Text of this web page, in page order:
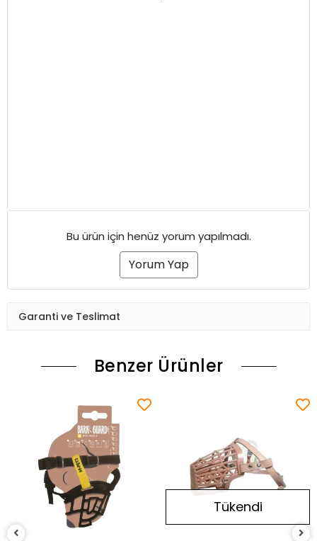
Bu ürün için henüz yorum yapılmadı.
Yorum Yap
Garanti ve Teslimat
Benzer Ürünler
Tükendi